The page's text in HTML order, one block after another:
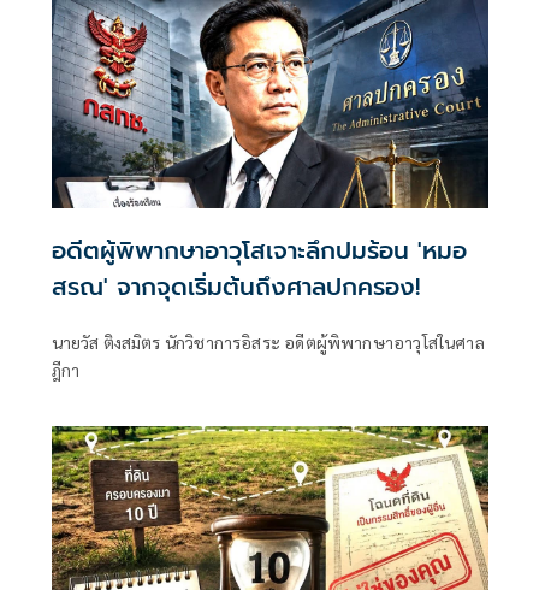
อดีตผู้พิพากษาอาวุโสเจาะลึกปมร้อน 'หมอ
สรณ' จากจุดเริ่มต้นถึงศาลปกครอง!
นายวัส ติงสมิตร นักวิชาการอิสระ อดีตผู้พิพากษาอาวุโสในศาล
ฎีกา